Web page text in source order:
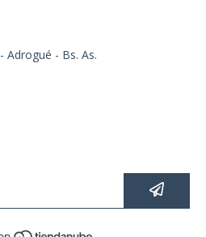
Adrogué - Bs. As.